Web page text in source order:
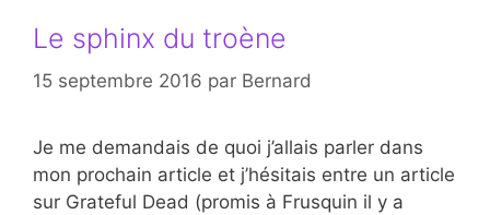
Le sphinx du troène
15 septembre 2016 par Bernard
Je me demandais de quoi j’allais parler dans
mon prochain article et j’hésitais entre un article
sur Grateful Dead (promis à Frusquin il y a